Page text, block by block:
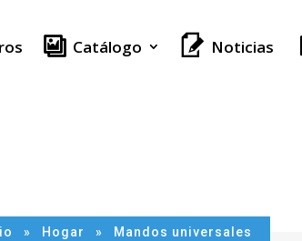
Catálogo Noticias
» Hogar » Mandos universales